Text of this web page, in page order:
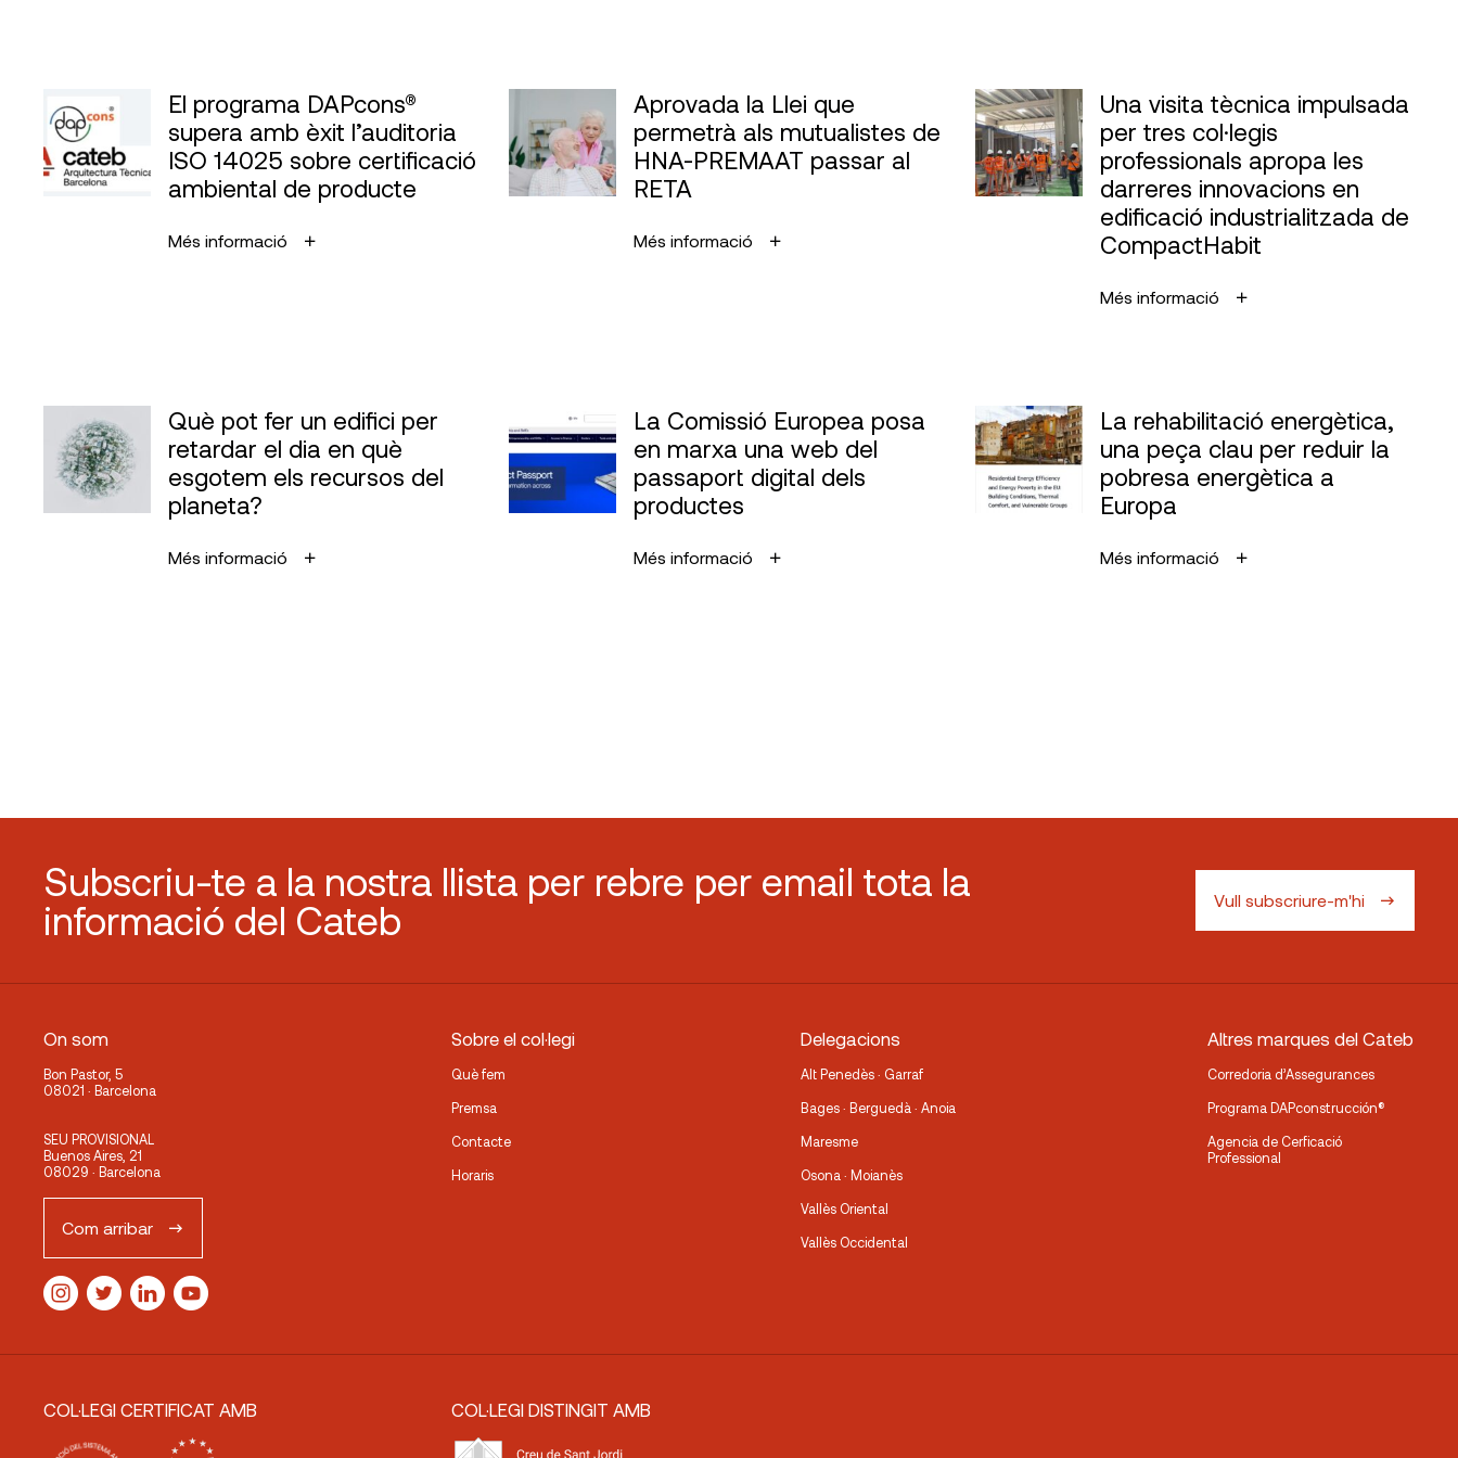
El programa DAPcons®
supera amb èxit l’auditoria
ISO 14025 sobre certificació
ambiental de producte
Més informació
Aprovada la Llei que
permetrà als mutualistes de
HNA-PREMAAT passar al
RETA
Més informació
Una visita tècnica impulsada
per tres col·legis
professionals apropa les
darreres innovacions en
edificació industrialitzada de
CompactHabit
Més informació
Què pot fer un edifici per
retardar el dia en què
esgotem els recursos del
planeta?
Més informació
La Comissió Europea posa
en marxa una web del
passaport digital dels
productes
Més informació
La rehabilitació energètica,
una peça clau per reduir la
pobresa energètica a
Europa
Més informació
Subscriu-te a la nostra llista per rebre per email tota la
informació del Cateb
Vull subscriure-m'hi
On som
Bon Pastor, 5
08021 · Barcelona
SEU PROVISIONAL
Buenos Aires, 21
08029 · Barcelona
Com arribar
Sobre el col·legi
Què fem
Premsa
Contacte
Horaris
Delegacions
Alt Penedès · Garraf
Bages · Berguedà · Anoia
Maresme
Osona · Moianès
Vallès Oriental
Vallès Occidental
Altres marques del Cateb
Corredoria d’Assegurances
Programa DAPconstrucción®
Agencia de Cerficació
Professional
COL·LEGI CERTIFICAT AMB COL·LEGI DISTINGIT AMB